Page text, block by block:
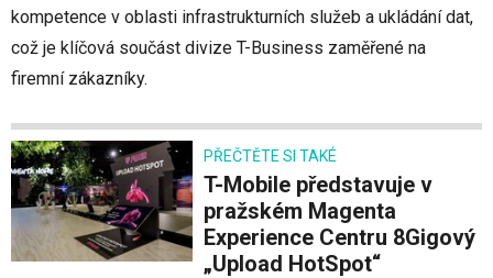
kompetence v oblasti infrastrukturních služeb a ukládání dat,
což je klíčová součást divize T-Business zaměřené na
firemní zákazníky.
PŘEČTĚTE SI TAKÉ
T-Mobile představuje v
pražském Magenta
Experience Centru 8Gigový
„Upload HotSpot“